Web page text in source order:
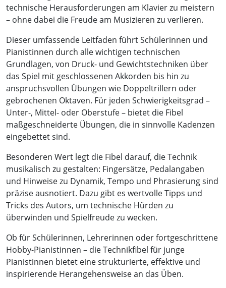
technische Herausforderungen am Klavier zu meistern
– ohne dabei die Freude am Musizieren zu verlieren.
Dieser umfassende Leitfaden führt Schülerinnen und
Pianistinnen durch alle wichtigen technischen
Grundlagen, von Druck- und Gewichtstechniken über
das Spiel mit geschlossenen Akkorden bis hin zu
anspruchsvollen Übungen wie Doppeltrillern oder
gebrochenen Oktaven. Für jeden Schwierigkeitsgrad –
Unter-, Mittel- oder Oberstufe – bietet die Fibel
maßgeschneiderte Übungen, die in sinnvolle Kadenzen
eingebettet sind.
Besonderen Wert legt die Fibel darauf, die Technik
musikalisch zu gestalten: Fingersätze, Pedalangaben
und Hinweise zu Dynamik, Tempo und Phrasierung sind
präzise ausnotiert. Dazu gibt es wertvolle Tipps und
Tricks des Autors, um technische Hürden zu
überwinden und Spielfreude zu wecken.
Ob für Schülerinnen, Lehrerinnen oder fortgeschrittene
Hobby-Pianistinnen – die Technikfibel für junge
Pianistinnen bietet eine strukturierte, effektive und
inspirierende Herangehensweise an das Üben.